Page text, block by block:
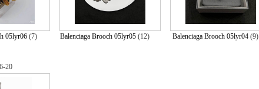
05lyr06 (7) Balenciaga Brooch 05lyr05 (12) Balenciaga Brooch 05lyr04 (9)
20